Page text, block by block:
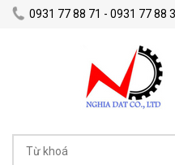
0931 77 88 71 - 0931 77 88